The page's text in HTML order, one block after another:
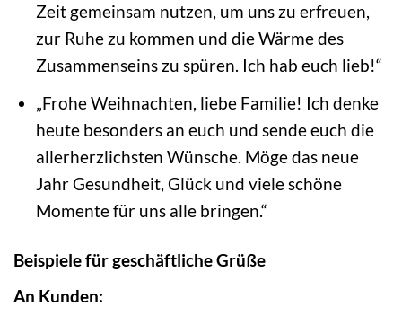
Zeit gemeinsam nutzen, um uns zu erfreuen,
zur Ruhe zu kommen und die Wärme des
Zusammenseins zu spüren. Ich hab euch lieb!“
„Frohe Weihnachten, liebe Familie! Ich denke
heute besonders an euch und sende euch die
allerherzlichsten Wünsche. Möge das neue
Jahr Gesundheit, Glück und viele schöne
Momente für uns alle bringen.“
Beispiele für geschäftliche Grüße
An Kunden: